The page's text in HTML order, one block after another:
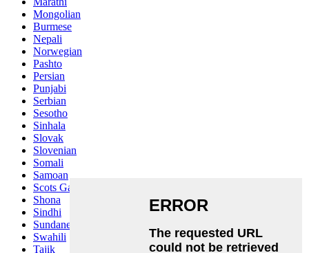
Mongolian
Burmese
Nepali
Norwegian
Pashto
Persian
Punjabi
Serbian
Sesotho
Sinhala
Slovak
Slovenian
Somali
Samoan
Scots Gaelic
Shona
Sindhi
Sundanese
Swahili
Tajik